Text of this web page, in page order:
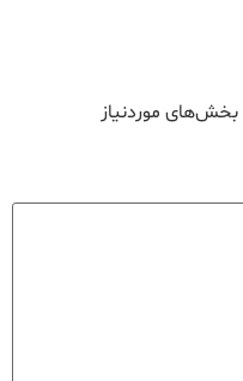
بخش‌های موردنیاز